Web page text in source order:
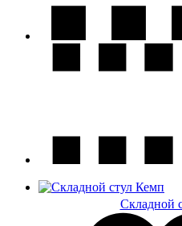
Складной